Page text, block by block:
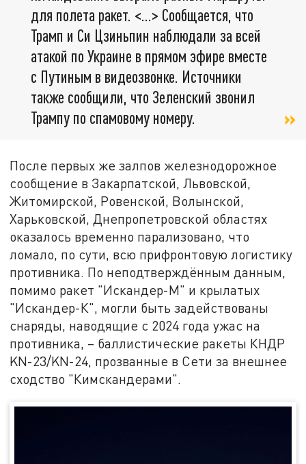
для полета ракет. <…> Сообщается, что
Трамп и Си Цзиньпин наблюдали за всей
атакой по Украине в прямом эфире вместе
с Путиным в видеозвонке. Источники
также сообщили, что Зеленский звонил
Трампу по спамовому номеру.
После первых же залпов железнодорожное
сообщение в Закарпатской, Львовской,
Житомирской, Ровенской, Волынской,
Харьковской, Днепропетровской областях
оказалось временно парализовано, что
ломало, по сути, всю прифронтовую логистику
противника. По неподтверждённым данным,
помимо ракет "Искандер-М" и крылатых
"Искандер-К", могли быть задействованы
снаряды, наводящие с 2024 года ужас на
противника, – баллистические ракеты КНДР
KN-23/KN-24, прозванные в Сети за внешнее
сходство "Кимскандерами".